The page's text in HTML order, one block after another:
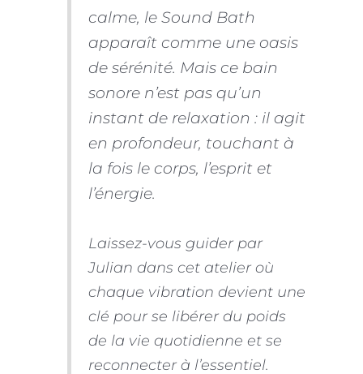
calme, le Sound Bath
apparaît comme une oasis
de sérénité. Mais ce bain
sonore n’est pas qu’un
instant de relaxation : il agit
en profondeur, touchant à
la fois le corps, l’esprit et
l’énergie.
Laissez-vous guider par
Julian dans cet atelier où
chaque vibration devient une
clé pour se libérer du poids
de la vie quotidienne et se
reconnecter à l’essentiel.